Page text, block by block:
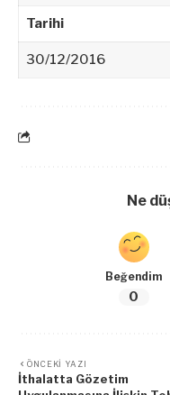
Tarihi
30/12/2016
Ne
Beğendim
0
ÖNCEKI YAZI
İthalatta Gözetim